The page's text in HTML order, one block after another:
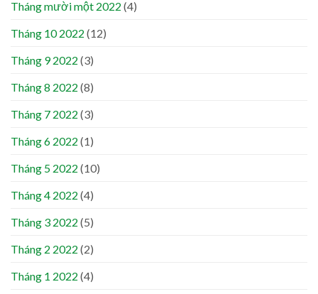
Tháng mười một 2022 (4)
Tháng 10 2022 (12)
Tháng 9 2022 (3)
Tháng 8 2022 (8)
Tháng 7 2022 (3)
Tháng 6 2022 (1)
Tháng 5 2022 (10)
Tháng 4 2022 (4)
Tháng 3 2022 (5)
Tháng 2 2022 (2)
Tháng 1 2022 (4)